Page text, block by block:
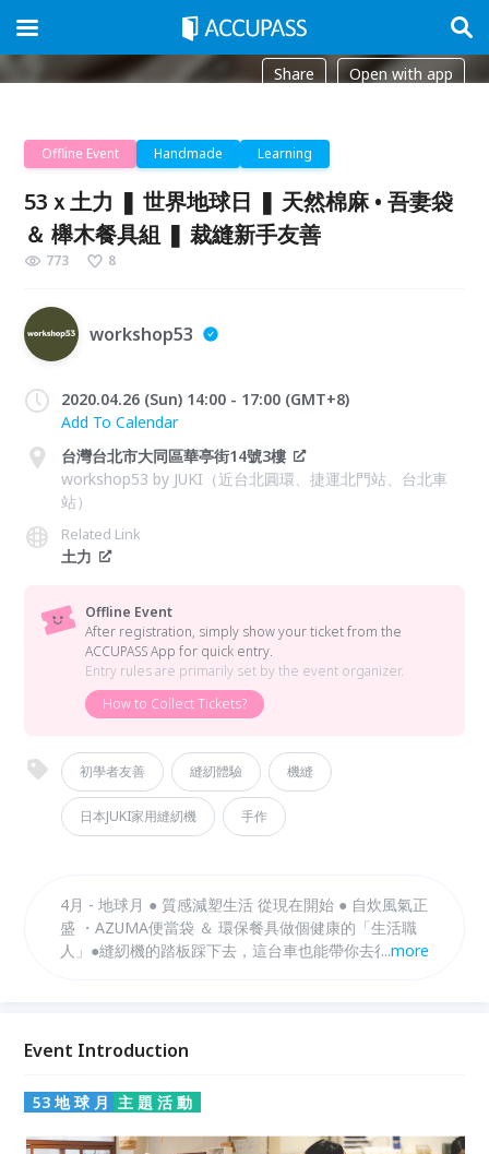
Share Open with app
Offline Event Handmade Learning
53ｘ土力 ❚ 世界地球日 ❚ 天然棉麻 • 吾妻袋
＆ 櫸木餐具組 ❚ 裁縫新手友善
773 8
workshop53
2020.04.26 (Sun) 14:00 - 17:00 (GMT+8)
Add To Calendar
台灣台北市大同區華亭街14號3樓
workshop53 by JUKI（近台北圓環、捷運北門站、台北車
站）
Related Link
土力
Offline Event
After registration, simply show your ticket from the
ACCUPASS App for quick entry.
Entry rules are primarily set by the event organizer.
How to Collect Tickets?
初學者友善 縫紉體驗 機縫
日本JUKI家用縫紉機 手作
4月 - 地球月 ● 質感減塑生活 從現在開始 ● 自炊風氣正
盛 ・AZUMA便當袋 ＆ 環保餐具做個健康的「生活職
人」●縫紉機的踏板踩下去，這台車也能帶你去很多地
生活的美好期待 ●
...more
Event Introduction
53 地 球 月 主 題 活 動